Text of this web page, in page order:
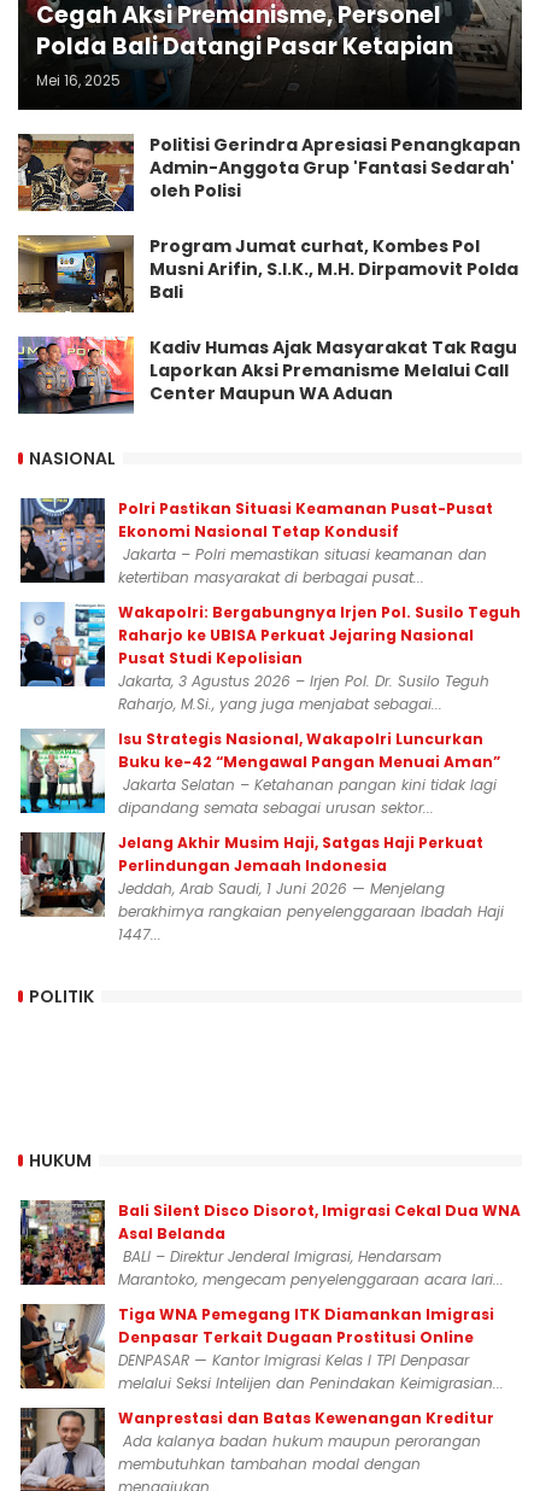
Cegah Aksi Premanisme, Personel
Polda Bali Datangi Pasar Ketapian
Mei 16, 2025
Politisi Gerindra Apresiasi Penangkapan
Admin-Anggota Grup 'Fantasi Sedarah'
oleh Polisi
Program Jumat curhat, Kombes Pol
Musni Arifin, S.I.K., M.H. Dirpamovit Polda
Bali
Kadiv Humas Ajak Masyarakat Tak Ragu
Laporkan Aksi Premanisme Melalui Call
Center Maupun WA Aduan
NASIONAL
Polri Pastikan Situasi Keamanan Pusat-Pusat
Ekonomi Nasional Tetap Kondusif
Jakarta – Polri memastikan situasi keamanan dan
ketertiban masyarakat di berbagai pusat...
Wakapolri: Bergabungnya Irjen Pol. Susilo Teguh
Raharjo ke UBISA Perkuat Jejaring Nasional
Pusat Studi Kepolisian
Jakarta, 3 Agustus 2026 – Irjen Pol. Dr. Susilo Teguh
Raharjo, M.Si., yang juga menjabat sebagai...
Isu Strategis Nasional, Wakapolri Luncurkan
Buku ke-42 “Mengawal Pangan Menuai Aman”
Jakarta Selatan – Ketahanan pangan kini tidak lagi
dipandang semata sebagai urusan sektor...
Jelang Akhir Musim Haji, Satgas Haji Perkuat
Perlindungan Jemaah Indonesia
Jeddah, Arab Saudi, 1 Juni 2026 — Menjelang
berakhirnya rangkaian penyelenggaraan Ibadah Haji
1447...
POLITIK
HUKUM
Bali Silent Disco Disorot, Imigrasi Cekal Dua WNA
Asal Belanda
BALI – Direktur Jenderal Imigrasi, Hendarsam
Marantoko, mengecam penyelenggaraan acara lari...
Tiga WNA Pemegang ITK Diamankan Imigrasi
Denpasar Terkait Dugaan Prostitusi Online
DENPASAR — Kantor Imigrasi Kelas I TPI Denpasar
melalui Seksi Intelijen dan Penindakan Keimigrasian...
Wanprestasi dan Batas Kewenangan Kreditur
Ada kalanya badan hukum maupun perorangan
membutuhkan tambahan modal dengan
mengajukan...